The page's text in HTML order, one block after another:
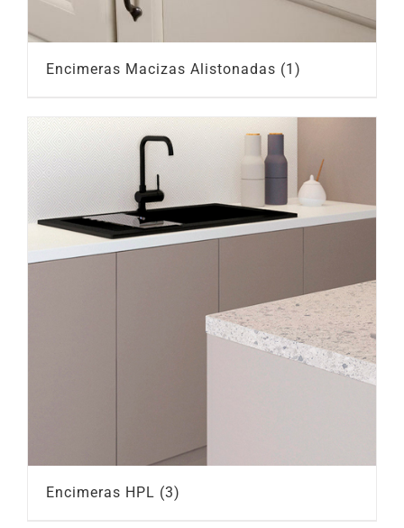
Encimeras Macizas Alistonadas (1)
Encimeras HPL (3)